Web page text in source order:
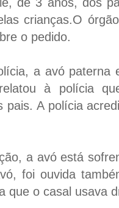
crianças.O
o pedido.
a avó paterna
à polícia
pais. A polícia
a avó está
foi ouvida
que o casal usava